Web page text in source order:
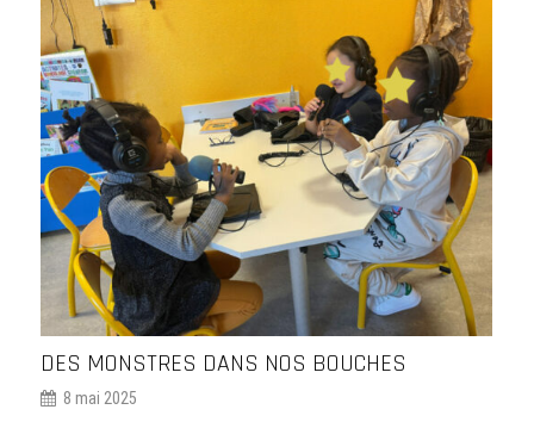
MONSTRES DANS NOS BOUCHES
8 mai 2025